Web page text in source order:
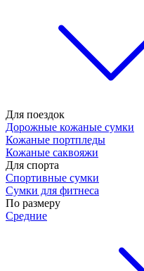
Для поездок
Дорожные кожаные сумки
Кожаные портпледы
Кожаные саквояжи
Для спорта
Спортивные сумки
Сумки для фитнеса
По размеру
Средние